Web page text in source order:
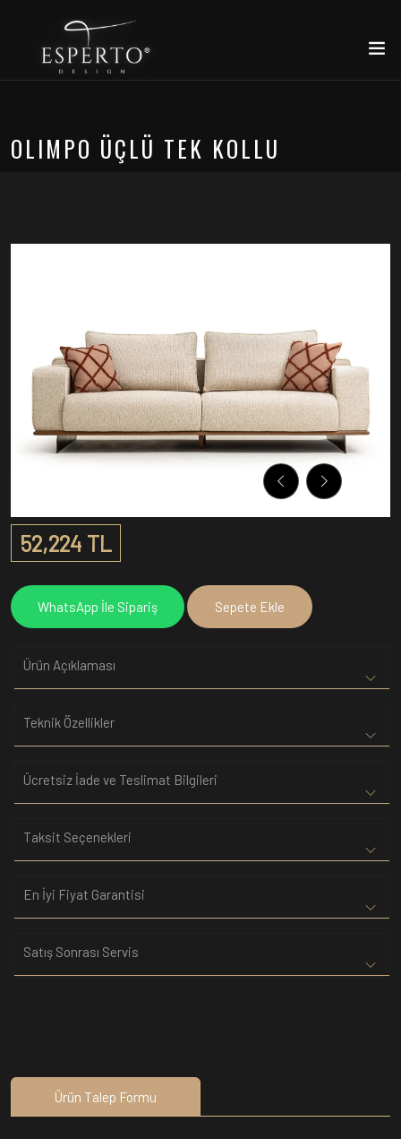
OLIMPO ÜÇLÜ TEK KOLLU
52,224 TL
WhatsApp İle Sipariş Sepete Ekle
Ürün Açıklaması
Teknik Özellikler
Ücretsiz İade ve Teslimat Bilgileri
Taksit Seçenekleri
En İyi Fiyat Garantisi
Satış Sonrası Servis
Ürün Talep Formu